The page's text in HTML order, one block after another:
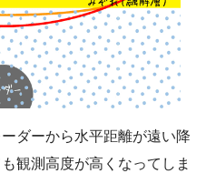
ダーから水平距離が遠い降
観測高度が高くなってしま